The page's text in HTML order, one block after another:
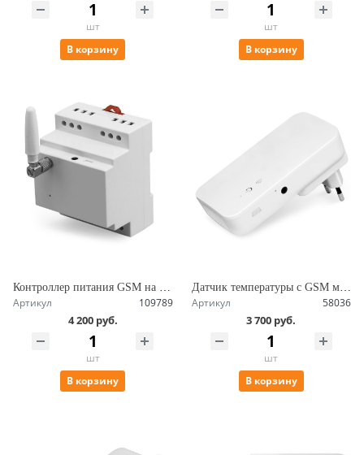
шт
В корзину
шт
В корзину
Артикул 109789
4 200 руб.
шт
В корзину
Датчик температуры с GSM модулем для мобильной сети 2G, управление по СМС, внешний и выносной датчики SimPal-T2
Артикул 58036
3 700 руб.
шт
В корзину